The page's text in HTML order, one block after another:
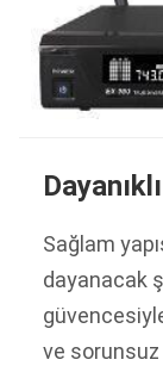
Sağlam
dayanacak
ve sorunsuz